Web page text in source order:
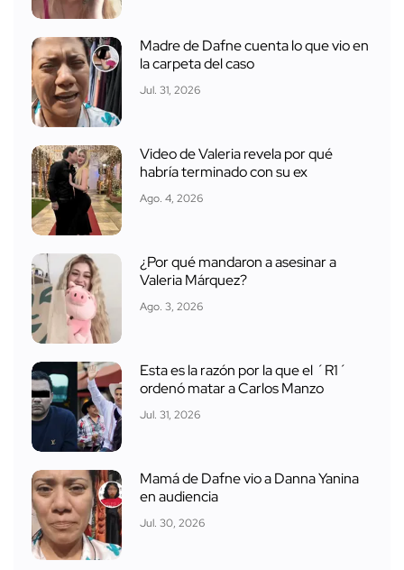
Madre de Dafne cuenta lo que vio en
la carpeta del caso
Jul. 31, 2026
Video de Valeria revela por qué
habría terminado con su ex
Ago. 4, 2026
¿Por qué mandaron a asesinar a
Valeria Márquez?
Ago. 3, 2026
Esta es la razón por la que el ´R1´
ordenó matar a Carlos Manzo
Jul. 31, 2026
Mamá de Dafne vio a Danna Yanina
en audiencia
Jul. 30, 2026